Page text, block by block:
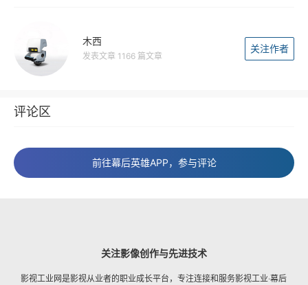
木西
发表文章 1166 篇文章
关注作者
评论区
前往幕后英雄APP，参与评论
关注影像创作与先进技术
影视工业网是影视从业者的职业成长平台，专注连接和服务影视工业·幕后